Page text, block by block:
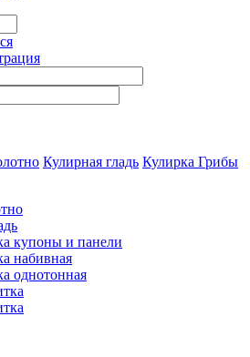
Кулирная гладь Кулирка Грибы
купоны и панели
набивная
однотонная